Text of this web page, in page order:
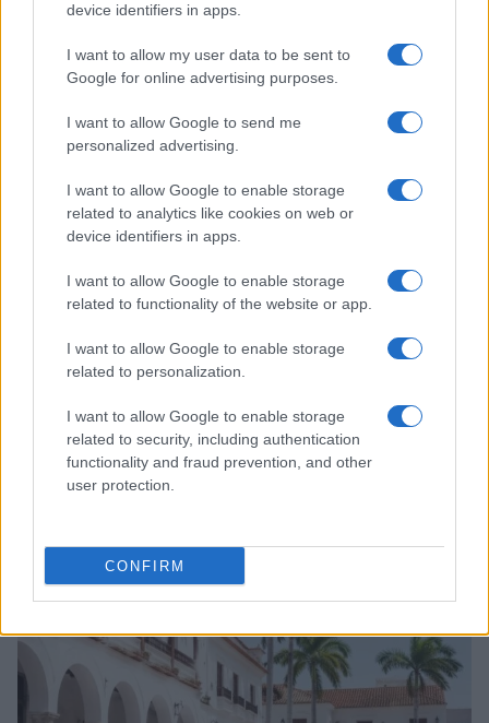
device identifiers in apps.
I want to allow my user data to be sent to
Google for online advertising purposes.
I want to allow Google to send me
personalized advertising.
I want to allow Google to enable storage
related to analytics like cookies on web or
device identifiers in apps.
I want to allow Google to enable storage
related to functionality of the website or app.
I want to allow Google to enable storage
related to personalization.
I want to allow Google to enable storage
related to security, including authentication
functionality and fraud prevention, and other
user protection.
CONFIRM
Continua a leggere
Come funziona la fotogrammetria nei videogiochi e
GIOCHI